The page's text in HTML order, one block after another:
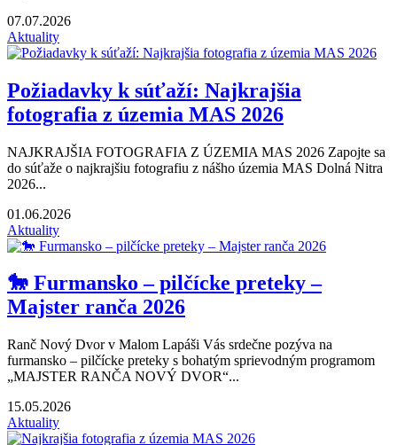
07.07.2026
Aktuality
Požiadavky k súťaží: Najkrajšia
fotografia z územia MAS 2026
NAJKRAJŠIA FOTOGRAFIA Z ÚZEMIA MAS 2026 Zapojte sa
do súťaže o najkrajšiu fotografiu z nášho územia MAS Dolná Nitra
2026...
01.06.2026
Aktuality
🐎 Furmansko – pilčícke preteky –
Majster ranča 2026
Ranč Nový Dvor v Malom Lapáši Vás srdečne pozýva na
furmansko – pilčícke preteky s bohatým sprievodným programom
„MAJSTER RANČA NOVÝ DVOR“...
15.05.2026
Aktuality